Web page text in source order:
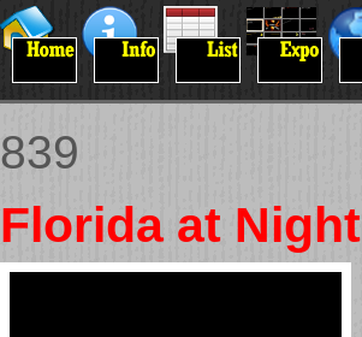
839
Florida at Night